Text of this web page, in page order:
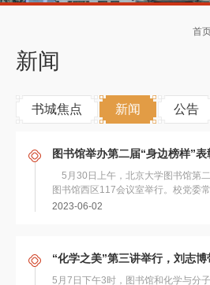
首
新闻
书城焦点 新闻 公告
图书馆举办第二届“身边榜样”
5月30日上午，北京大学图书馆第
图书馆西区117会议室举行。校党委
伟，图书馆馆长陈建龙等出席会议。...
2023-06-02
“化学之美”第三讲举行，刘志
5月7日下午3时，图书馆和化学与分